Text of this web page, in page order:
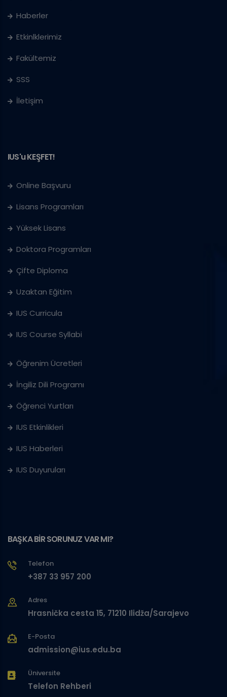
Haberler
Etkinlklerimiz
Fakültemiz
SSS
İletişim
IUS'u KEŞFET!
Online Başvuru
Lisans Programları
Yüksek Lisans
Doktora Programları
Çifte Diploma
Uzaktan Eğitim
IUS Curricula
IUS Course Syllabi
Öğrenim Ücretleri
İngiliz Dili Programı
Öğrenci Yurtları
IUS Etkinlikleri
IUS Haberleri
IUS Duyuruları
BAŞKA BİR SORUNUZ VAR MI?
Telefon
+387 33 957 200
Adres
Hrasnička cesta 15, 71210 Ilidža/Sarajevo
E-Posta
admission@ius.edu.ba
Üniversite
Telefon Rehberi